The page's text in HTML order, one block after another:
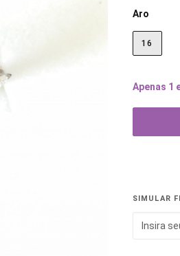
Aro
16
Apenas 1
SIMULAR